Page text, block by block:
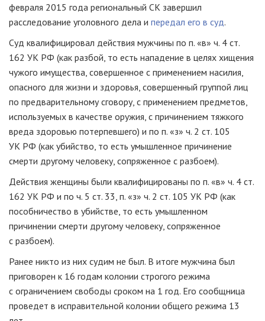
февраля 2015 года региональный СК завершил
расследование уголовного дела и передал его в суд.
Суд квалифицировал действия мужчины по п. «в» ч. 4 ст.
162 УК РФ (как разбой, то есть нападение в целях хищения
чужого имущества, совершенное с применением насилия,
опасного для жизни и здоровья, совершенный группой лиц
по предварительному сговору, с применением предметов,
используемых в качестве оружия, с причинением тяжкого
вреда здоровью потерпевшего) и по п. «з» ч. 2 ст. 105
УК РФ (как убийство, то есть умышленное причинение
смерти другому человеку, сопряженное с разбоем).
Действия женщины были квалифицированы по п. «в» ч. 4 ст.
162 УК РФ и по ч. 5 ст. 33, п. «з» ч. 2 ст. 105 УК РФ (как
пособничество в убийстве, то есть умышленном
причинении смерти другому человеку, сопряженное
с разбоем).
Ранее никто из них судим не был. В итоге мужчина был
приговорен к 16 годам колонии строгого режима
с ограничением свободы сроком на 1 год. Его сообщница
проведет в исправительной колонии общего режима 13